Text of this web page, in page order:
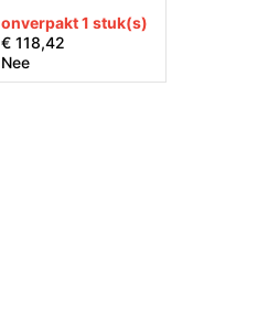
onverpakt 1 stuk(s)
€ 118,42
Nee